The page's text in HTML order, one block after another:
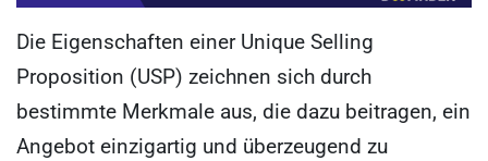
Die Eigenschaften einer Unique Selling
Proposition (USP) zeichnen sich durch
bestimmte Merkmale aus, die dazu beitragen, ein
Angebot einzigartig und überzeugend zu